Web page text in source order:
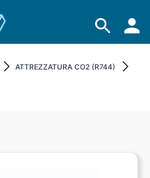
ATTREZZATURA CO2 (R744)